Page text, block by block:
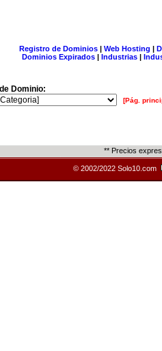
Registro de Dominios| Web Hosting |
Dominios Expirados | Industrias |
Dominio:
[Pág.
** Precios
© 2002/2022 Solo10.com